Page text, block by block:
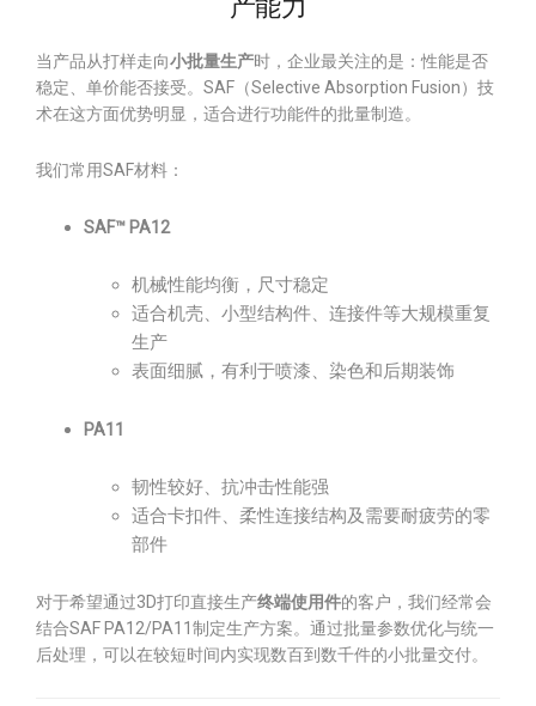
产能力
当产品从打样走向小批量生产时，企业最关注的是：性能是否
稳定、单价能否接受。SAF（Selective Absorption Fusion）技
术在这方面优势明显，适合进行功能件的批量制造。
我们常用SAF材料：
SAF™ PA12
机械性能均衡，尺寸稳定
适合机壳、小型结构件、连接件等大规模重复
生产
表面细腻，有利于喷漆、染色和后期装饰
PA11
韧性较好、抗冲击性能强
适合卡扣件、柔性连接结构及需要耐疲劳的零
部件
对于希望通过3D打印直接生产终端使用件的客户，我们经常会
结合SAF PA12/PA11制定生产方案。通过批量参数优化与统一
后处理，可以在较短时间内实现数百到数千件的小批量交付。